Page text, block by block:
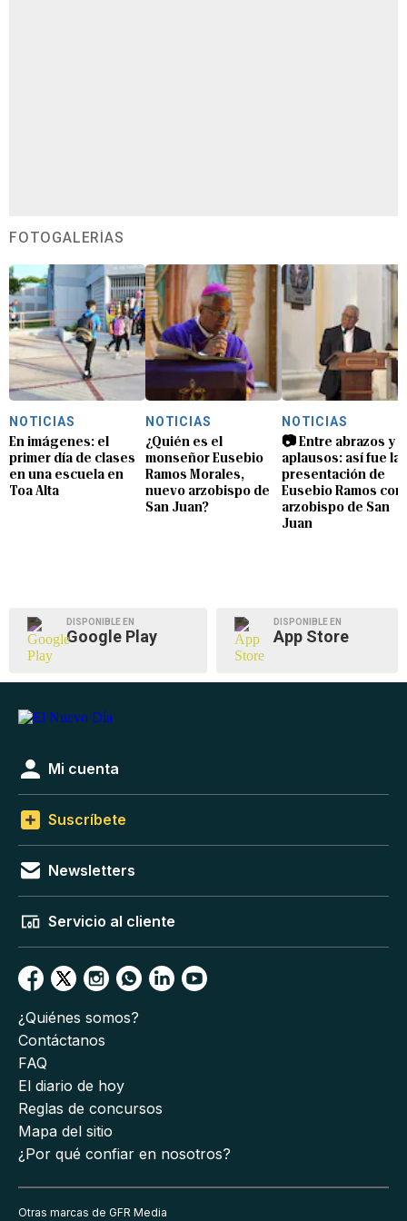
FOTOGALERÍAS
NOTICIAS
En imágenes: el
primer día de clases
en una escuela en
Toa Alta
NOTICIAS
¿Quién es el
monseñor Eusebio
Ramos Morales,
nuevo arzobispo de
San Juan?
NOTICIAS
📷 Entre abrazos y
aplausos: así fue la
presentación de
Eusebio Ramos
arzobispo de San
Juan
DISPONIBLE EN
Google Play
DISPONIBLE EN
App Store
Mi cuenta
Suscríbete
Newsletters
Servicio al cliente
¿Quiénes somos?
Contáctanos
FAQ
El diario de hoy
Reglas de concursos
Mapa del sitio
¿Por qué confiar en nosotros?
Otras marcas de GFR Media